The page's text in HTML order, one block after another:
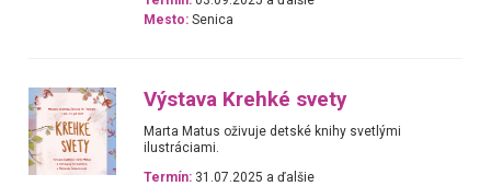
Mesto: Senica
Výstava Krehké svety
Marta Matus oživuje detské knihy svetlými
ilustráciami.
Termín: 31.07.2025 a ďalšie